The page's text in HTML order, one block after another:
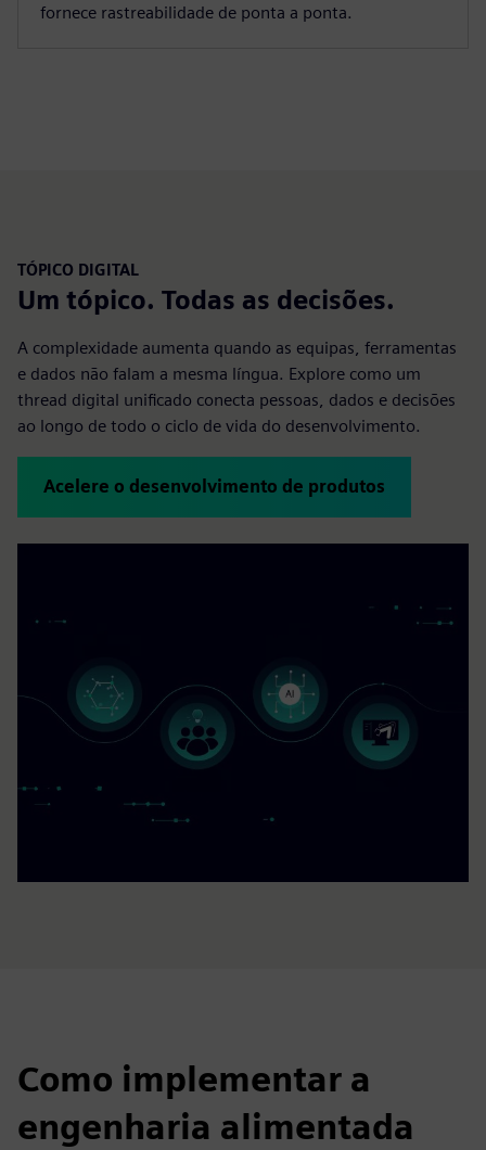
fornece rastreabilidade de ponta a ponta.
TÓPICO DIGITAL
Um tópico. Todas as decisões.
A complexidade aumenta quando as equipas, ferramentas
e dados não falam a mesma língua. Explore como um
thread digital unificado conecta pessoas, dados e decisões
ao longo de todo o ciclo de vida do desenvolvimento.
Acelere o desenvolvimento de produtos
Como implementar a
engenharia alimentada